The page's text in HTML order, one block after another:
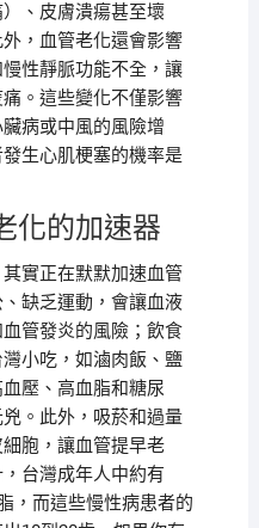
、皮膚潰瘍甚至壞
，血管老化還會影響
性靜脈功能不全，讓
。這些變化不僅影響
病或中風的風險增
生心肌梗塞的機率是
化的加速器
實正在默默加速血管
缺乏運動，會讓血液
管發炎的風險；飲食
小吃，如滷肉飯、鹽
壓、高血脂和糖尿
。此外，吸菸和過量
胞，讓血管提早老
台灣成年人中約有
，而這些慢性病患者的